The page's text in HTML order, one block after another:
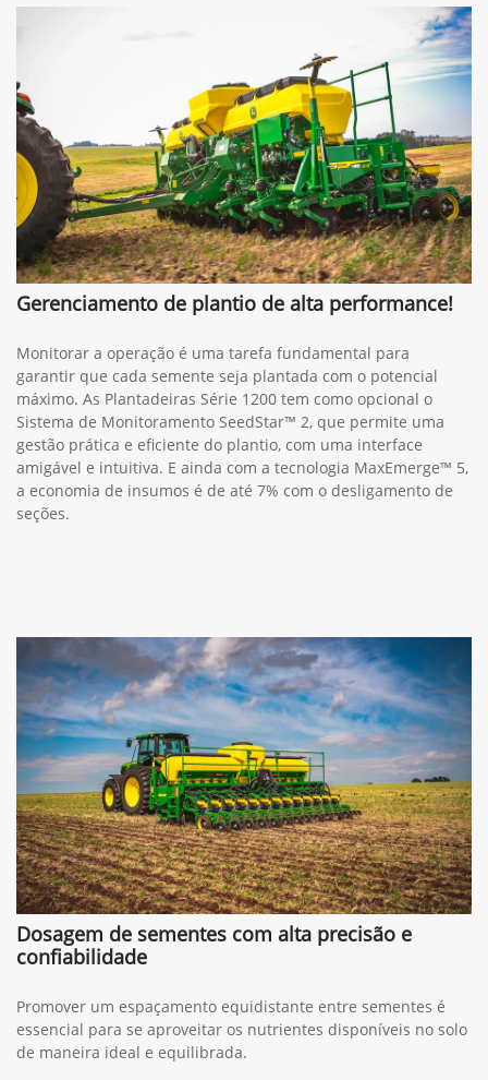
Gerenciamento de plantio de alta performance!
Monitorar a operação é uma tarefa fundamental para
garantir que cada semente seja plantada com o potencial
máximo. As Plantadeiras Série 1200 tem como opcional o
Sistema de Monitoramento SeedStar™ 2, que permite uma
gestão prática e eficiente do plantio, com uma interface
amigável e intuitiva. E ainda com a tecnologia MaxEmerge™ 5,
a economia de insumos é de até 7% com o desligamento de
seções.
Dosagem de sementes com alta precisão e
confiabilidade
Promover um espaçamento equidistante entre sementes é
essencial para se aproveitar os nutrientes disponíveis no solo
de maneira ideal e equilibrada.